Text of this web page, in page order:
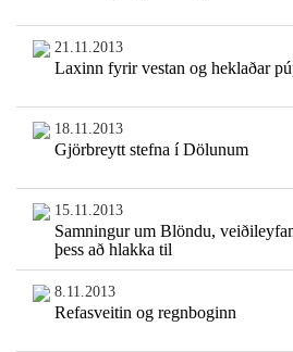
21.11.2013
Laxinn fyrir vestan og heklaðar
18.11.2013
Gjörbreytt stefna í Dölunum
15.11.2013
Samningur um Blöndu,
þess að hlakka til
8.11.2013
Refasveitin og regnboginn